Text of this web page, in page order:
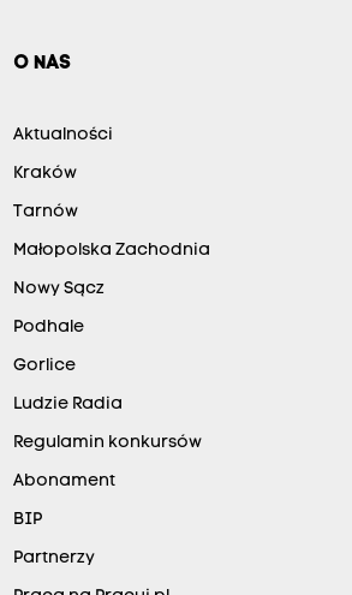
O NAS
Aktualności
Kraków
Tarnów
Małopolska Zachodnia
Nowy Sącz
Podhale
Gorlice
Ludzie Radia
Regulamin konkursów
Abonament
BIP
Partnerzy